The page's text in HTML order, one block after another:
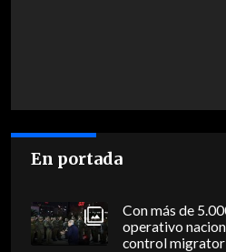
En portada
Con más de
operativo
control